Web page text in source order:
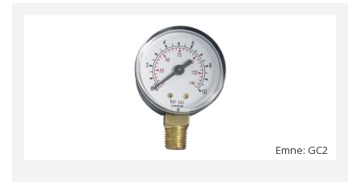
Emne: GC2